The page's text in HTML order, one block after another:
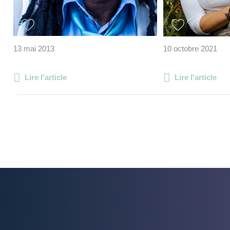
13 mai 2013
Lire l'article
10 octobre 2021
Lire l'article